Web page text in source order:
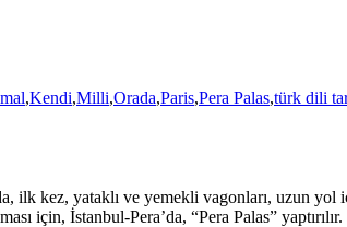
,Kendi,Milli,Orada,Paris,Pera Palas,türk dili
ilk kez, yataklı ve yemekli vagonları, uzun yol
için, İstanbul-Pera’da, “Pera Palas” yaptırılır.